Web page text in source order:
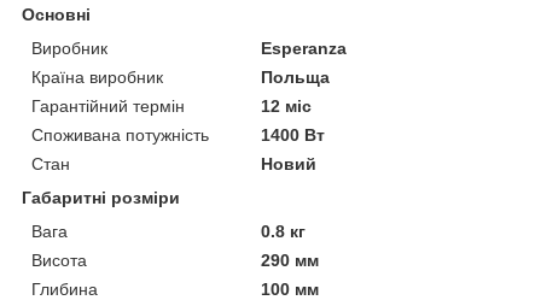
Основні
Виробник
Esperanza
Країна виробник
Польща
Гарантійний термін
12 міс
Споживана потужність
1400 Вт
Стан
Новий
Габаритні розміри
Вага
0.8 кг
Висота
290 мм
Глибина
100 мм